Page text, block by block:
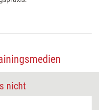
nicht